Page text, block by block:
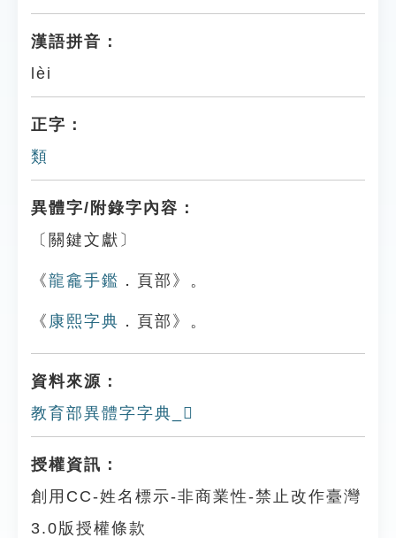
漢語拼音：
lèi
正字：
類
異體字/附錄字內容：
〔關鍵文獻〕
《龍龕手鑑 ．頁部》。
《 康熙字典 ．頁部》。
資料來源：
教育部異體字字典_𩔧
授權資訊：
創用CC-姓名標示-非商業性-禁止改作臺灣
3.0版授權條款